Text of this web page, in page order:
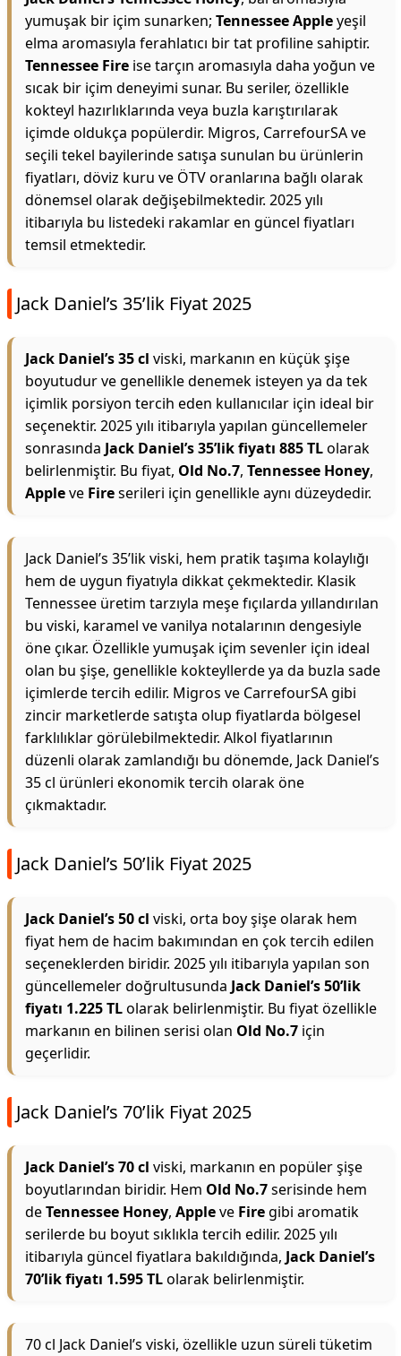
yumuşak bir içim sunarken; Tennessee Appleyeşil
elma aromasıyla ferahlatıcı bir tat profiline sahiptir.
Tennessee Fire ise tarçın aromasıyla daha yoğun ve
sıcak bir içim deneyimi sunar. Bu seriler, özellikle
kokteyl hazırlıklarında veya buzla karıştırılarak
içimde oldukça popülerdir. Migros, CarrefourSA ve
seçili tekel bayilerinde satışa sunulan bu ürünlerin
fiyatları, döviz kuru ve ÖTV oranlarına bağlı olarak
dönemsel olarak değişebilmektedir. 2025 yılı
itibarıyla bu listedeki rakamlar en güncel fiyatları
temsil etmektedir.
Jack Daniel’s 35’lik Fiyat 2025
Jack Daniel’s 35 cl viski, markanın en küçük şişe
boyutudur ve genellikle denemek isteyen ya da tek
içimlik porsiyon tercih eden kullanıcılar için ideal bir
seçenektir. 2025 yılı itibarıyla yapılan güncellemeler
sonrasında Jack Daniel’s 35’lik fiyatı 885 TLolarak
belirlenmiştir. Bu fiyat, Old No.7, Tennessee Honey,
Appleve Fireserileri için genellikle aynı düzeydedir.
Jack Daniel’s 35’lik viski, hem pratik taşıma kolaylığı
hem de uygun fiyatıyla dikkat çekmektedir. Klasik
Tennessee üretim tarzıyla meşe fıçılarda yıllandırılan
bu viski, karamel ve vanilya notalarının dengesiyle
öne çıkar. Özellikle yumuşak içim sevenler için ideal
olan bu şişe, genellikle kokteyllerde ya da buzla sade
içimlerde tercih edilir. Migros ve CarrefourSA gibi
zincir marketlerde satışta olup fiyatlarda bölgesel
farklılıklar görülebilmektedir. Alkol fiyatlarının
düzenli olarak zamlandığı bu dönemde, Jack Daniel’s
35 cl ürünleri ekonomik tercih olarak öne
çıkmaktadır.
Jack Daniel’s 50’lik Fiyat 2025
Jack Daniel’s 50 cl viski, orta boy şişe olarak hem
fiyat hem de hacim bakımından en çok tercih edilen
seçeneklerden biridir. 2025 yılı itibarıyla yapılan son
güncellemeler doğrultusunda Jack Daniel’s 50’lik
fiyatı 1.225 TLolarak belirlenmiştir. Bu fiyat özellikle
markanın en bilinen serisi olan Old No.7 için
geçerlidir.
Jack Daniel’s 70’lik Fiyat 2025
Jack Daniel’s 70 cl viski, markanın en popüler şişe
boyutlarından biridir. Hem Old No.7serisinde hem
deTennessee Honey, Appleve Firegibi aromatik
serilerde bu boyut sıklıkla tercih edilir. 2025 yılı
itibarıyla güncel fiyatlara bakıldığında, Jack Daniel’s
70’lik fiyatı 1.595 TLolarak belirlenmiştir.
70 cl Jack Daniel’s viski, özellikle uzun süreli tüketim